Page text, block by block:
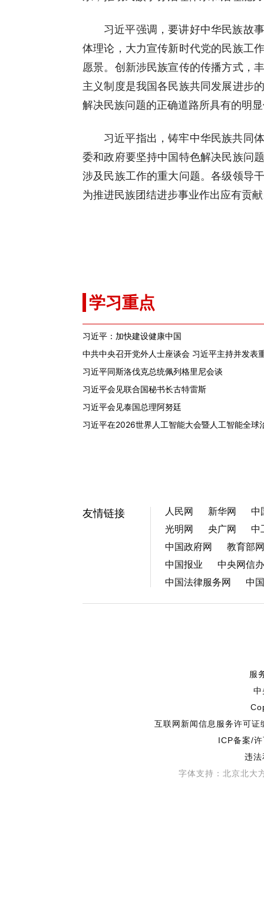
习近平强调，要讲好中华民族故
体理论，大力宣传新时代党的民族工
愿景。创新涉民族宣传的传播方式，
主义制度是我国各民族共同发展进步
解决民族问题的正确道路所具有的明
习近平指出，铸牢中华民族共同
委和政府要坚持中国特色解决民族问
涉及民族工作的重大问题。各级领导
为推进民族团结进步事业作出应有贡
友情链接 人民网 新华网
中
光明网
央广网
中
中国政府网
教育部
中国报业
中央网信
中国法律服务网
中
服
中
互联网新闻信息服务许可
ICP备案/
违法
字体支持：北京北